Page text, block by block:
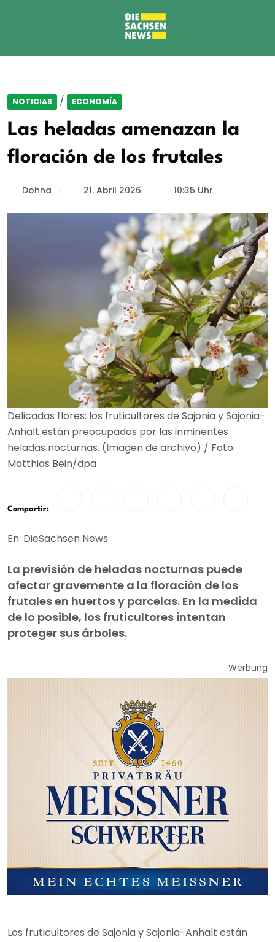
NOTICIAS / ECONOMÍA
Las heladas amenazan la
floración de los frutales
Dohna 21. Abril 2026 10:35 Uhr
Delicadas flores: los fruticultores de Sajonia y Sajonia-
Anhalt están preocupados por las inminentes
heladas nocturnas. (Imagen de archivo) / Foto:
Matthias Bein/dpa
Compartir:
En: DieSachsen News
La previsión de heladas nocturnas puede
afectar gravemente a la floración de los
frutales en huertos y parcelas. En la medida
de lo posible, los fruticultores intentan
proteger sus árboles.
Werbung
Los fruticultores de Sajonia y Sajonia-Anhalt están